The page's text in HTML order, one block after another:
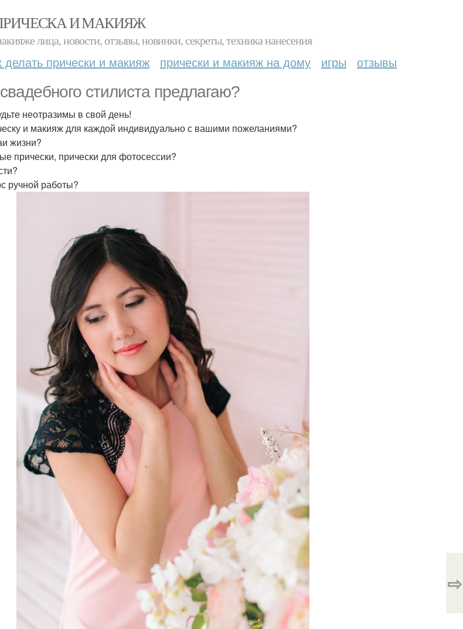
И МАКИЯЖ
лица, новости, отзывы, новинки, секреты, техника нанесения
делать прически и макияж прически и макияж на дому игры отзывы
стилиста предлагаю?
неотразимы в свой день!
и макияж для каждой индивидуально с вашими пожеланиями?
жизни?
прически, прически для фотосессии?
ручной работы?
⇨